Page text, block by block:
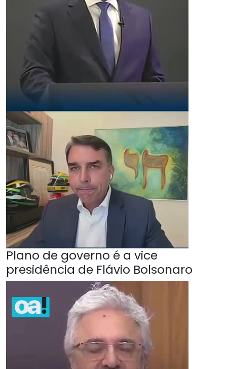
Plano de governo é a vice
presidência de Flávio Bolsonaro